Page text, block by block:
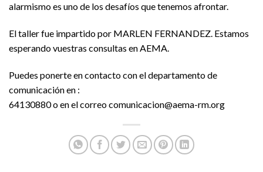
alarmismo es uno de los desafíos que tenemos afrontar.
El taller fue impartido por MARLEN FERNANDEZ. Estamos
esperando vuestras consultas en AEMA.
Puedes ponerte en contacto con el departamento de
comunicación en :
64130880 o en el correo comunicacion@aema-rm.org